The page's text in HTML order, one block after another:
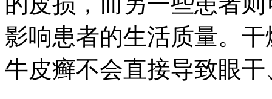
影响患者的生活质量。
牛皮癣不会直接导致眼